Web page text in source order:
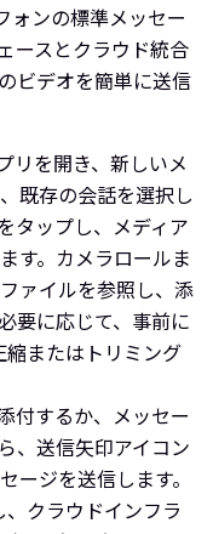
ォンの標準メッセー
ースとクラウド統合
ビデオを簡単に送信
リを開き、新しいメ
既存の会話を選択し
タップし、メディア
す。カメラロールま
ァイルを参照し、添
要に応じて、事前に
またはトリミング
付するか、メッセー
、送信矢印アイコン
ージを送信します。
クラウドインフラ